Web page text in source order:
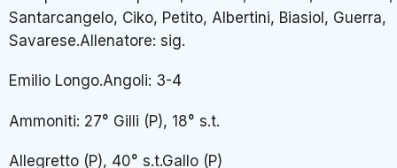
Santarcangelo, Ciko, Petito, Albertini, Biasiol, Guerra,
Savarese.Allenatore: sig.
Emilio Longo.Angoli: 3-4
Ammoniti: 27° Gilli (P), 18° s.t.
Allegretto (P), 40° s.t.Gallo (P)